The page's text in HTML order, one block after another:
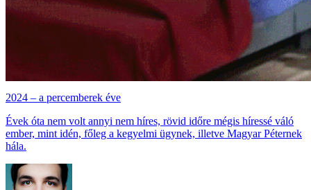
2024 – a percemberek éve
Évek óta nem volt annyi nem híres, rövid időre mégis híressé váló
ember, mint idén, főleg a kegyelmi ügynek, illetve Magyar Péternek
hála.